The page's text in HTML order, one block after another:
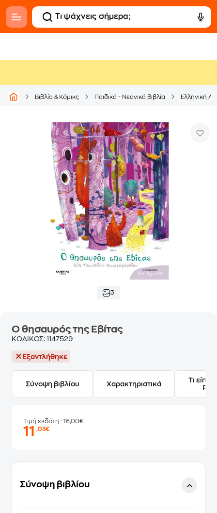
Βιβλία & Κόμικς Παιδικά - Νεανικά βιβλία Ελληνική
3
Ο θησαυρός της Εβίτας
ΚΩΔΙΚΟΣ: 1147529
Εξαντλήθηκε
Σύνοψη βιβλίου Χαρακτηριστικά
Τι
Τιμή εκδότη : 16,00€
11,03€
Σύνοψη βιβλίου